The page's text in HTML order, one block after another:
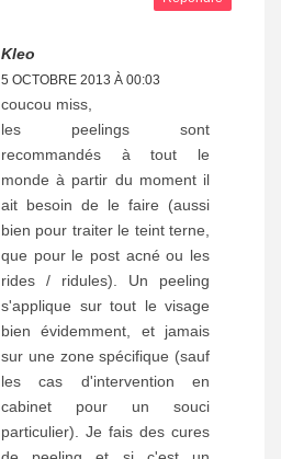
Kleo
5 OCTOBRE 2013 À 00:03
coucou miss,
les peelings sont
recommandés à tout le
monde à partir du moment il
ait besoin de le faire (aussi
bien pour traiter le teint terne,
que pour le post acné ou les
rides / ridules). Un peeling
s'applique sur tout le visage
bien évidemment, et jamais
sur une zone spécifique (sauf
les cas d'intervention en
cabinet pour un souci
particulier). Je fais des cures